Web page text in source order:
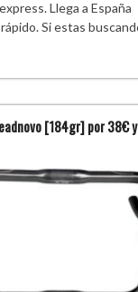
Llega a España
Si estas
[184gr] por 38€